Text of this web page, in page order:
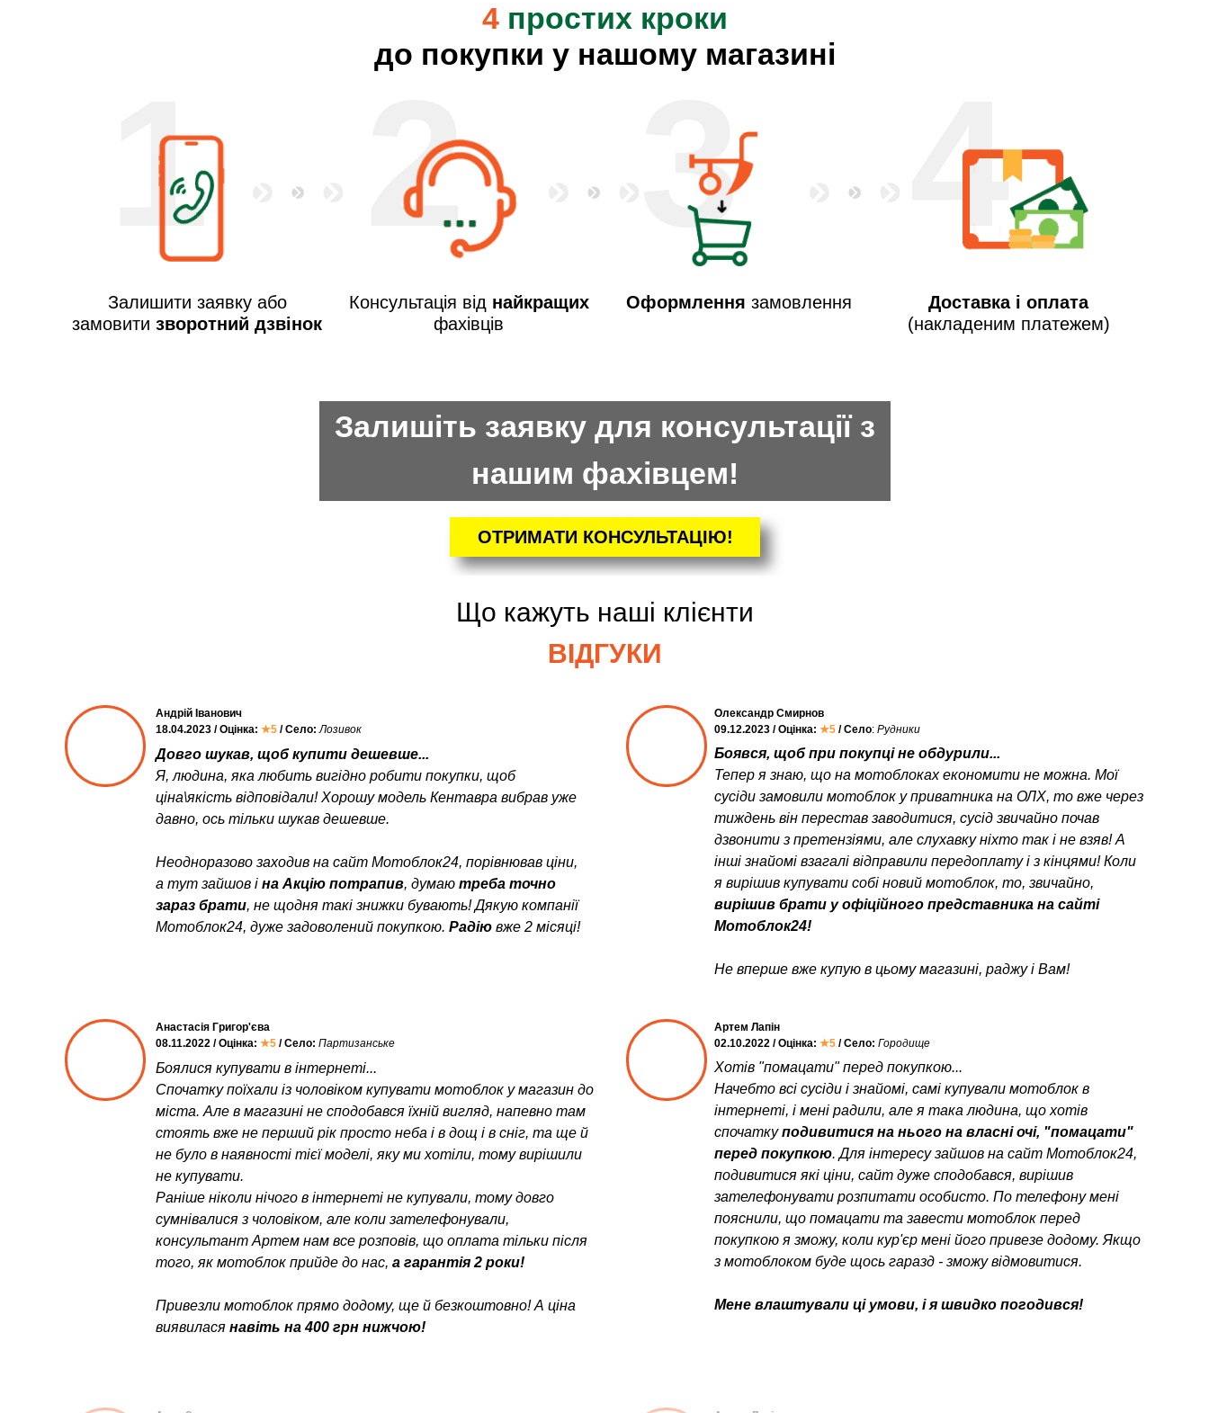
1 4
3
2
Залишити заявку або
замовити зворотний дзвінок
Консультація від найкращих
фахівців
Оформлення замовлення
Доставка і оплата
(накладеним платежем)
4 простих кроки
до покупки у нашому магазині
ОТРИМАТИ КОНСУЛЬТАЦІЮ!
Залишіть заявку для консультації з
нашим фахівцем!
Що кажуть наші клієнти
ВІДГУКИ
Хотів "помацати" перед покупкою...
Начебто всі сусіди і знайомі, самі купували мотоблок в
інтернеті, і мені радили, але я така людина, що хотів
спочаткуподивитися на нього на власні очі, "помацати"
перед покупкою. Для інтересу зайшов на сайт Мотоблок24,
подивитися які ціни, сайт дуже сподобався, вирішив
зателефонувати розпитати особисто. По телефону мені
пояснили, що помацати та завести мотоблок перед
покупкою я зможу, коли кур'єр мені його привезе додому. Якщо
з мотоблоком буде щось гаразд - зможу відмовитися.
Мене влаштували ці умови, і я швидко погодився!
Артем Лапін
02.10.2022 / Оцінка: ★5 / Село: Городище
Боявся, щоб при покупці не обдурили...
Тепер я знаю, що на мотоблоках економити не можна. Мої
сусіди замовили мотоблок у приватника на ОЛХ, то вже через
тиждень він перестав заводитися, сусід звичайно почав
дзвонити з претензіями, але слухавку ніхто так і не взяв! А
інші знайомі взагалі відправили передоплату і з кінцями! Коли
я вирішив купувати собі новий мотоблок, то, звичайно,
вирішив брати у офіційного представника на сайті
Мотоблок24!
Не вперше вже купую в цьому магазині, раджу і Вам!
Олександр Смирнов
09.12.2023 / Оцінка: ★5 / Село: Рудники
Боялися купувати в інтернеті...
Спочатку поїхали із чоловіком купувати мотоблок у магазин до
міста. Але в магазині не сподобався їхній вигляд, напевно там
стоять вже не перший рік просто неба і в дощ і в сніг, та ще й
не було в наявності тієї моделі, яку ми хотіли, тому вирішили
не купувати.
Раніше ніколи нічого в інтернеті не купували, тому довго
сумнівалися з чоловіком, але коли зателефонували,
консультант Артем нам все розповів, що оплата тільки після
того, як мотоблок прийде до нас, а гарантія 2 роки!
Привезли мотоблок прямо додому, ще й безкоштовно! А ціна
виявилася навіть на 400 грн нижчою!
Анастасія Григор'єва
08.11.2022 / Оцінка: ★5 / Село: Партизанське
Довго шукав, щоб купити дешевше...
Я, людина, яка любить вигідно робити покупки, щоб
ціна\якість відповідали! Хорошу модель Кентавра вибрав уже
давно, ось тільки шукав дешевше.
Неодноразово заходив на сайт Мотоблок24, порівнював ціни,
а тут зайшов і на Акцію потрапив, думаю треба точно
зараз брати, не щодня такі знижки бувають! Дякую компанії
Мотоблок24, дуже задоволений покупкою. Радію вже 2 місяці!
Андрій Іванович
18.04.2023 / Оцінка: ★5 / Село: Лозивок